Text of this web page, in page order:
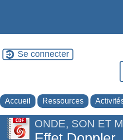
Se connecter
Accueil Ressources
ONDE, SON ET